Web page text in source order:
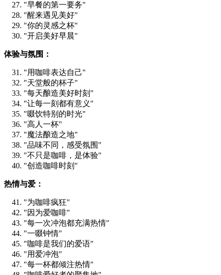
"早餐的第一要务"
"醒来遇见美好"
"你的灵感之杯"
"开启美好早晨"
体验与氛围：
"用咖啡表达自己"
"天堂般的杯子"
"每天酿造美好时刻"
"让每一刻都有意义"
"啜饮特别的时光"
"高人一杯"
"魔法酿造之地"
"品味不同，感受氛围"
"不只是咖啡，是体验"
"创造咖啡时刻"
热情与爱：
"为咖啡疯狂"
"因为爱咖啡"
"每一次冲泡都充满热情"
"一啜钟情"
"咖啡是我们的爱语"
"用爱冲泡"
"每一杯都倾注热情"